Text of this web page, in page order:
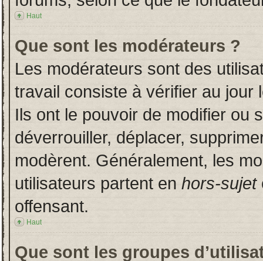
Haut
Que sont les modérateurs ?
Les modérateurs sont des
travail consiste à vérifier au jour
Ils ont le pouvoir de modifier ou
déverrouiller, déplacer,
modèrent. Généralement, les
utilisateurs partent en hors-sujet
offensant.
Haut
Que sont les groupes